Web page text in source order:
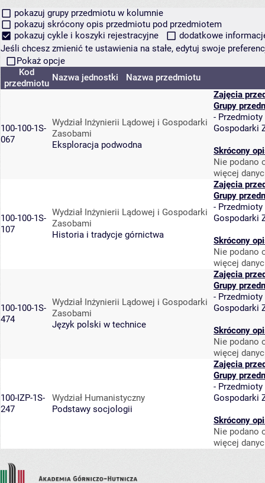
pokazuj grupy przedmiotu w kolumnie
pokazuj skrócony opis przedmiotu pod przedmiotem
pokazuj cykle i koszyki rejestracyjne
dodatkowe
Jeśli chcesz zmienić te ustawienia na stałe, edytuj swoje
Pokaż opcje
Kod
przedmiotu
Nazwa jednostki Nazwa przedmiotu
100-100-1S-
067
Wydział Inżynierii Lądowej i Gospodarki
Zasobami
Eksploracja podwodna
Zajęcia
Grupy
- Przedmioty
Gospodarki
Skrócony
Nie podano
więcej
100-100-1S-
107
Wydział Inżynierii Lądowej i Gospodarki
Zasobami
Historia i tradycje górnictwa
Zajęcia
Grupy
- Przedmioty
Gospodarki
Skrócony
Nie podano
więcej
100-100-1S-
474
Wydział Inżynierii Lądowej i Gospodarki
Zasobami
Język polski w technice
Zajęcia
Grupy
- Przedmioty
Gospodarki
Skrócony
Nie podano
więcej
100-IZP-1S-
247
Wydział Humanistyczny
Podstawy socjologii
Zajęcia
Grupy
- Przedmioty
Gospodarki
Skrócony
Nie podano
więcej